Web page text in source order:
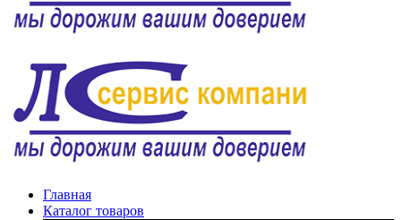
Главная
Каталог товаров